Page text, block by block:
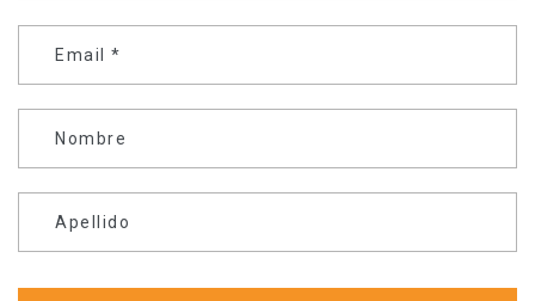
Email *
Nombre
Apellido